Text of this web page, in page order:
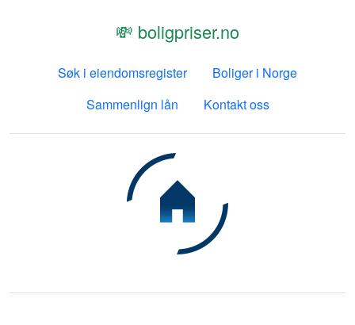
💸 boligpriser.no
Søk i eiendomsregister
Boliger i Norge
Sammenlign lån
Kontakt oss